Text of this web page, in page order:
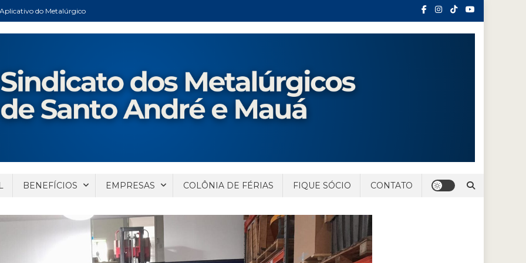
Aplicativo do Metalúrgico
e Mauá
André e Mauá
BENEFÍCIOS EMPRESAS COLÔNIA DE FÉRIAS FIQUE SÓCIO CONTATO